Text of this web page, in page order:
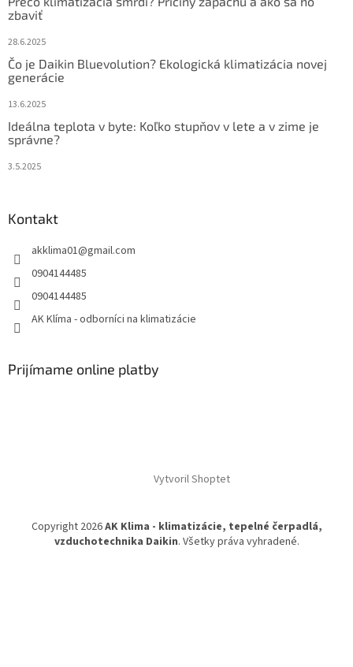
zbaviť
28.6.2025
Čo je Daikin Bluevolution? Ekologická klimatizácia novej
generácie
13.6.2025
Ideálna teplota v byte: Koľko stupňov v lete a v zime je
správne?
3.5.2025
Kontakt
akklima01@gmail.com
0904144485
0904144485
AK Klíma - odborníci na klimatizácie
Prijímame online platby
Vytvoril Shoptet
Copyright 2026AK Klima - klimatizácie, tepelné čerpadlá,
vzduchotechnika Daikin. Všetky práva vyhradené.